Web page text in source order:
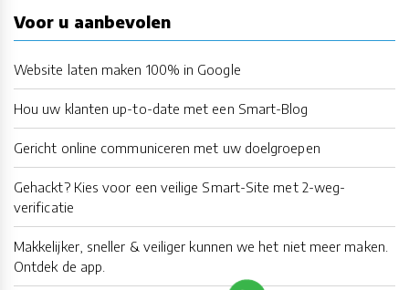
Voor u aanbevolen
Website laten maken 100% in Google
Hou uw klanten up-to-date met een Smart-Blog
Gericht online communiceren met uw doelgroepen
Gehackt? Kies voor een veilige Smart-Site met 2-weg-
verificatie
Makkelijker, sneller & veiliger kunnen we het niet meer maken.
Ontdek de app.